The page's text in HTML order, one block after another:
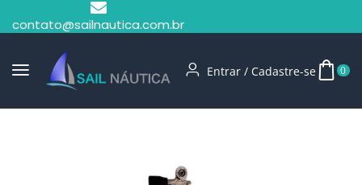
contato@sailnautica.com.br
Entrar / Cadastre-se 0